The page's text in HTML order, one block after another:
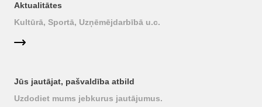
Aktualitātes
Kultūrā, Sportā, Uzņēmējdarbībā u.c.
Jūs jautājat, pašvaldība atbild
Uzdodiet mums jebkurus jautājumus.